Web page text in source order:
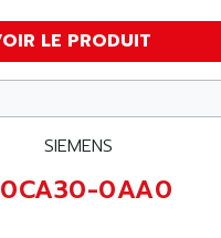
LE PRODUIT
0AA0